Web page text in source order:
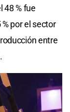
48 % fue
por el sector
entre